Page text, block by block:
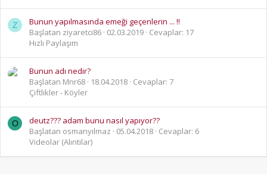
Z
Bunun yapılmasında emeği geçenlerin ... !!
Başlatan ziyaretci86 02.03.2019 Cevaplar: 17
Hızlı Paylaşım
Bunun adı nedir?
Başlatan Mnr68
18.04.2018 Cevaplar: 7
Çiftlikler - Köyler
O
deutz??? adam bunu nasıl yapıyor??
Başlatan osmanyılmaz
05.04.2018 Cevaplar: 6
Videolar (Alıntılar)